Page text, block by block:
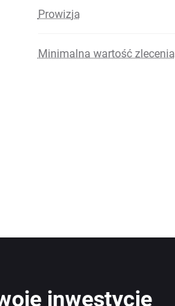
Prowizja
Minimalna wartość zlecenia
inwestycje